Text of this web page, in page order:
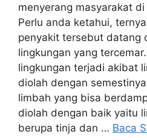
menyerang masyarakat
Perlu anda ketahui,
penyakit tersebut datang
lingkungan yang
lingkungan terjadi akibat
diolah dengan
limbah yang bisa
diolah dengan baik yaitu
berupa tinja dan … Baca